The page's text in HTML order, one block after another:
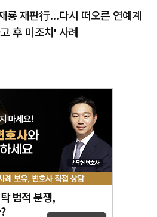
룡 재판行…다시 떠오른 연예계
후 미조치' 사례